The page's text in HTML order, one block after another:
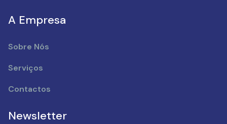
A Empresa
Sobre Nós
Serviços
Contactos
Newsletter